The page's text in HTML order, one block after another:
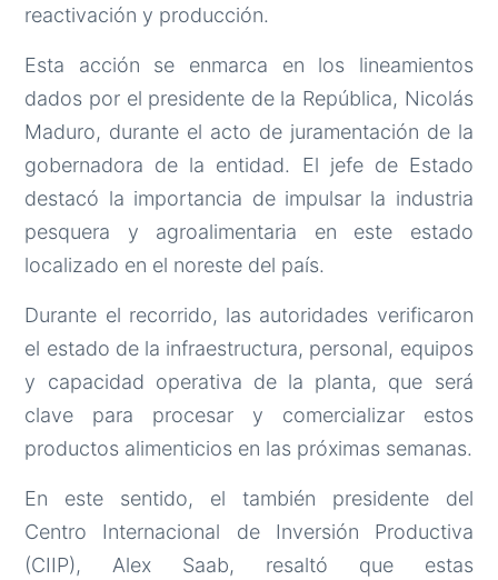
reactivación y producción.
Esta acción se enmarca en los lineamientos
dados por el presidente de la República, Nicolás
Maduro, durante el acto de juramentación de la
gobernadora de la entidad. El jefe de Estado
destacó la importancia de impulsar la industria
pesquera y agroalimentaria en este estado
localizado en el noreste del país.
Durante el recorrido, las autoridades verificaron
el estado de la infraestructura, personal, equipos
y capacidad operativa de la planta, que será
clave para procesar y comercializar estos
productos alimenticios en las próximas semanas.
En este sentido, el también presidente del
Centro Internacional de Inversión Productiva
(CIIP), Alex Saab, resaltó que estas